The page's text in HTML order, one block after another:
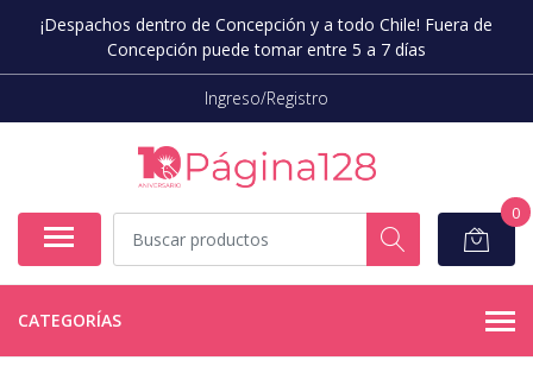
¡Despachos dentro de Concepción y a todo Chile! Fuera de
Concepción puede tomar entre 5 a 7 días
Ingreso/Registro
0
CATEGORÍAS